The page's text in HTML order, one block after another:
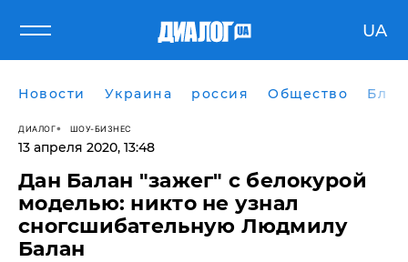
UA
Новости Украина россия Общество
ДИАЛОГ ШОУ-БИЗНЕС
13 апреля 2020, 13:48
Дан Балан "зажег" с белокурой
моделью: никто не узнал
сногсшибательную Людмилу
Балан